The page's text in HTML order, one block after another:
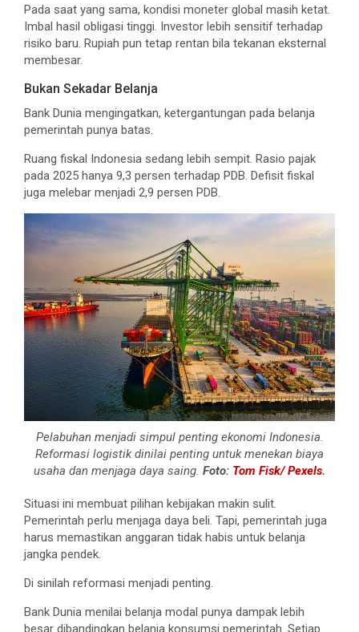
Pada saat yang sama, kondisi moneter global masih ketat.
Imbal hasil obligasi tinggi. Investor lebih sensitif terhadap
risiko baru. Rupiah pun tetap rentan bila tekanan eksternal
membesar.
Bukan Sekadar Belanja
Bank Dunia mengingatkan, ketergantungan pada belanja
pemerintah punya batas.
Ruang fiskal Indonesia sedang lebih sempit. Rasio pajak
pada 2025 hanya 9,3 persen terhadap PDB. Defisit fiskal
juga melebar menjadi 2,9 persen PDB.
Pelabuhan menjadi simpul penting ekonomi Indonesia.
Reformasi logistik dinilai penting untuk menekan biaya
usaha dan menjaga daya saing. Foto: Tom Fisk/ Pexels.
Situasi ini membuat pilihan kebijakan makin sulit.
Pemerintah perlu menjaga daya beli. Tapi, pemerintah juga
harus memastikan anggaran tidak habis untuk belanja
jangka pendek.
Di sinilah reformasi menjadi penting.
Bank Dunia menilai belanja modal punya dampak lebih